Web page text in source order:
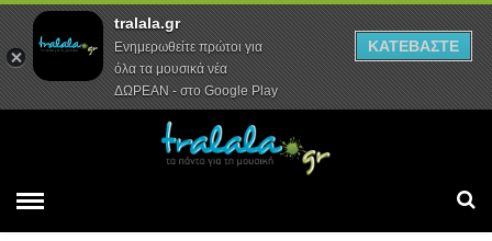
Αρχική Συνεντεύξεις Ρεπορτάζ
tralala.gr
Ενημερωθείτε πρώτοι για
όλα τα μουσικά νέα
ΔΩΡΕΑΝ - στο Google Play
ΚΑΤΕΒΑΣΤΕ